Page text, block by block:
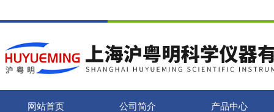
网站首页 公司简介 产品中心